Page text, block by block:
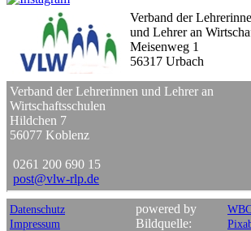
Verband der
und Lehrer an
Meisenweg 1
56317 Urbach
Verband der Lehrerinnen und Lehrer an
Wirtschaftsschulen
Hildchen 7
56077 Koblenz
0261 200 690 15
post@vlw-rlp.de
Datenschutz
Impressum
powered by
Bildquelle: